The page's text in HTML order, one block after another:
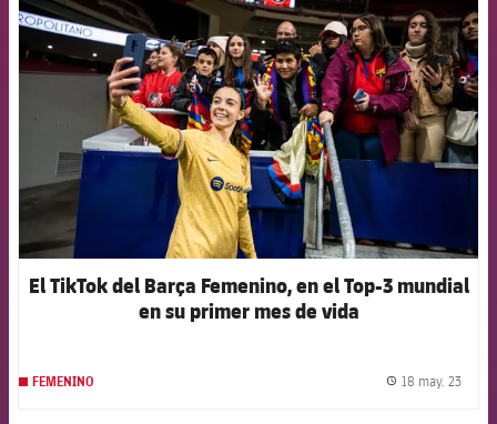
FCB Barcelona badge
El TikTok del Barça Femenino, en el Top-3 mundial
en su primer mes de vida
FEMENINO 18 may. 23